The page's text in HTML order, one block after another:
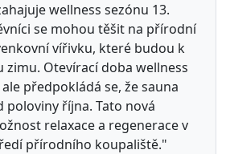
wellness sezónu 13.
se mohou těšit na přírodní
vířivku, které budou k
zimu. Otevírací doba wellness
předpokládá se, že sauna
poloviny října. Tato nová
relaxace a regenerace v
přírodního koupaliště."